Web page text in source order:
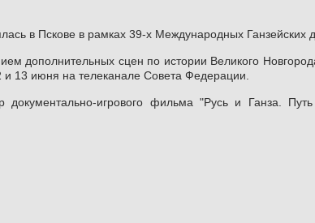
в Пскове в рамках 39-х Международных Ганзейских
дополнительных сцен по истории Великого
13 июня на телеканале Совета Федерации.
игрового фильма "Русь и Ганза.